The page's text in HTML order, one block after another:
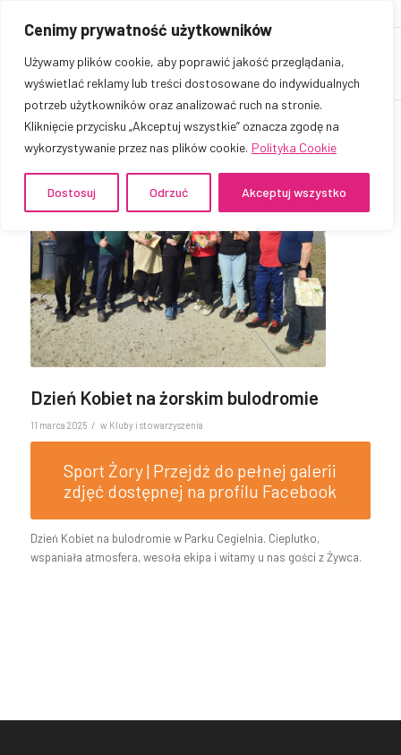
Cenimy prywatność użytkowników
Używamy plików cookie, aby poprawić jakość przeglądania,
wyświetlać reklamy lub treści dostosowane do indywidualnych
potrzeb użytkowników oraz analizować ruch na stronie.
Kliknięcie przycisku „Akceptuj wszystkie” oznacza zgodę na
wykorzystywanie przez nas plików cookie. Polityka Cookie
Dostosuj Odrzuć Akceptuj wszystko
Dzień Kobiet na żorskim bulodromie
11 marca 2025 / w Kluby i stowarzyszenia
Sport Żory | Przejdź do pełnej galerii
zdjęć dostępnej na profilu Facebook
Dzień Kobiet na bulodromie w Parku Cegielnia. Cieplutko,
wspaniała atmosfera, wesoła ekipa i witamy u nas gości z Żywca.